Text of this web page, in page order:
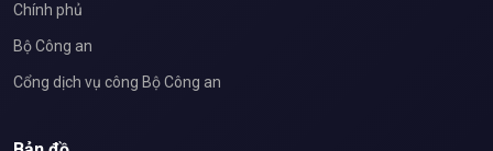
Chính phủ
Bộ Công an
Cổng dịch vụ công Bộ Công an